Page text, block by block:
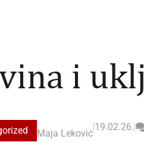
i
Maja Leković
19.02.26.